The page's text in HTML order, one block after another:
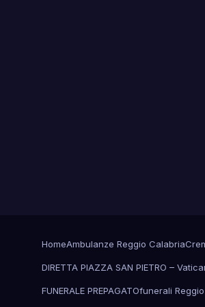
HomeAmbulanze Reggio Calabria
DIRETTA PIAZZA SAN PIETRO –
FUNERALE PREPAGATOfunerali